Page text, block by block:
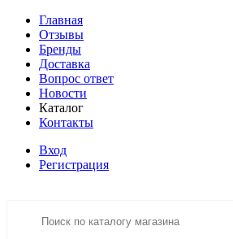
Главная
Отзывы
Бренды
Доставка
Вопрос ответ
Новости
Каталог
Контакты
Вход
Регистрация